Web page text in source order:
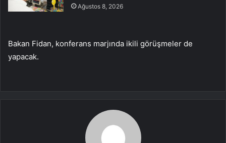
Ağustos 8, 2026
Bakan Fidan, konferans marjında ​​ikili görüşmeler de
yapacak.